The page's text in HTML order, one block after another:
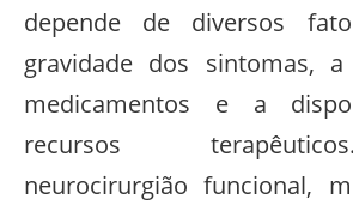
depende de diversos
gravidade dos sintomas,
medicamentos e a
recursos
neurocirurgião funcional,